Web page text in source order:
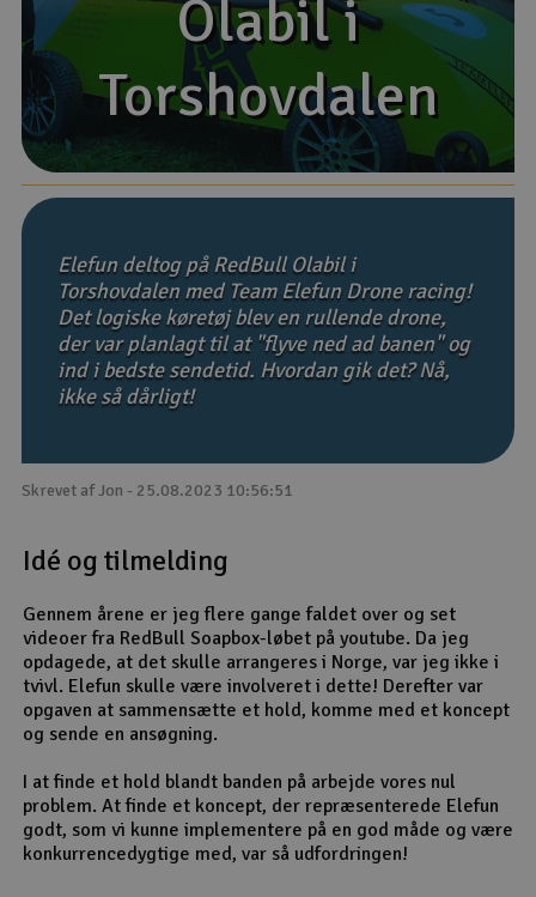
Droner til FPV
Fly
Kameraudstyr
Modelbygg og byggesæt
Modeljernbane
Motor & tilbehør
Radio udstyr
Raketter
Scooter & elkøretøj
Smarthjem, leg og hobby
Olabil i
Torshovdalen
Olabil i
Torshovdalen
Elefun deltog på RedBull Olabil i
Torshovdalen med Team Elefun Drone racing!
Det logiske køretøj blev en rullende drone,
der var planlagt til at "flyve ned ad banen" og
ind i bedste sendetid. Hvordan gik det? Nå,
ikke så dårligt!
Skrevet af Jon - 25.08.2023 10:56:51
Idé og tilmelding
Gennem årene er jeg flere gange faldet over og set
videoer fra RedBull Soapbox-løbet på youtube. Da jeg
opdagede, at det skulle arrangeres i Norge, var jeg ikke i
tvivl. Elefun skulle være involveret i dette! Derefter var
opgaven at sammensætte et hold, komme med et koncept
og sende en ansøgning.
I at finde et hold blandt banden på arbejde vores nul
problem. At finde et koncept, der repræsenterede Elefun
godt, som vi kunne implementere på en god måde og være
konkurrencedygtige med, var så udfordringen!